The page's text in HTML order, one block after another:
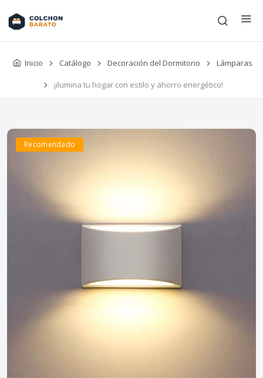
Inicio Catálogo Decoración del Dormitorio Lámparas
¡ilumina tu hogar con estilo y ahorro energético!
Recomendado